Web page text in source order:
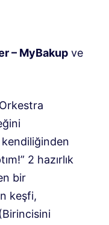
– MyBakup ve
2 hazırlık
bir
keşfi,
(Birincisini